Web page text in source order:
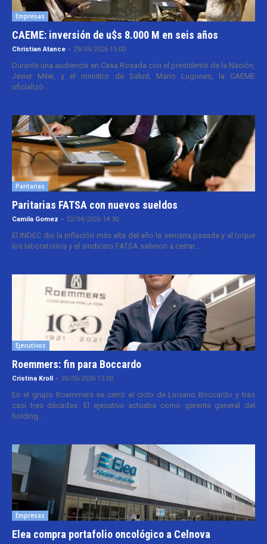
Empresas
CAEME: inversión de u$s 8.000 M en seis años
Christian Atance - 29/05/2026 15:00
Durante una audiencia en Casa Rosada con el presidente de la Nación,
Javier Milei, y el ministro de Salud, Mario Lugones, la CAEME
oficializó...
Paritarias
Paritarias FATSA con nuevos sueldos
Camila Gomez - 22/04/2026 14:30
El INDEC dio la inflación más alta del año la semana pasada y al toque
los laboratorios y el sindicato FATSA salieron a cerrar...
Ejecutivos
Roemmers: fin para Boccardo
Cristina Kroll - 20/05/2026 13:00
En el grupo Roemmers se cerró el ciclo de Luciano Boccardo y tras
casi tres décadas. El ejecutivo actuaba como gerente general del
holding...
Empresas
Elea compra portafolio oncológico a Celnova